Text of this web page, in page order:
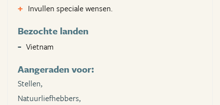
Invullen speciale wensen.
Bezochte landen
Vietnam
Aangeraden voor:
Stellen,
Natuurliefhebbers,